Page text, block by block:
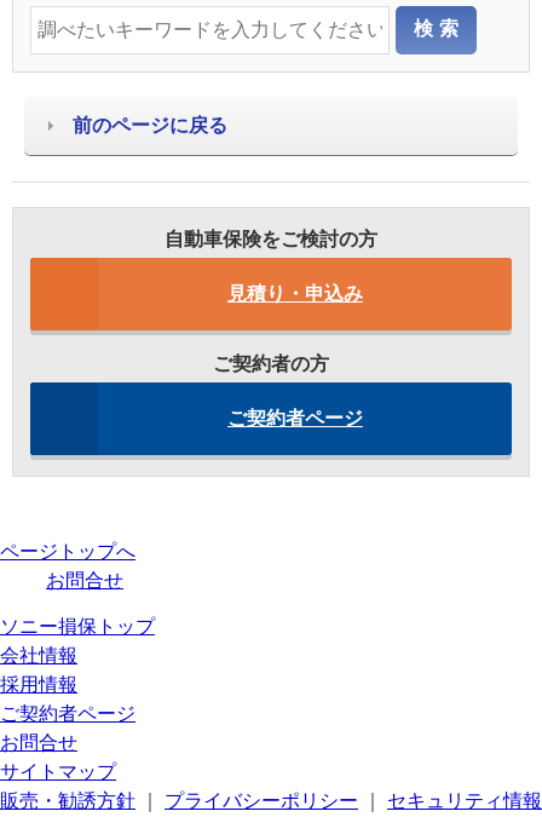
前のページに戻る
自動車保険をご検討の方
見積り・申込み
ご契約者の方
ご契約者ページ
ページトップへ
お問合せ
ソニー損保トップ
会社情報
採用情報
ご契約者ページ
お問合せ
サイトマップ
販売・勧誘方針
プライバシーポリシー
セキュリティ情報